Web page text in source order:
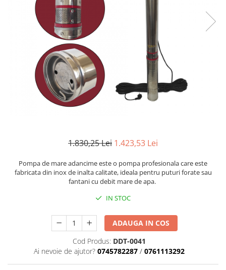
Acumulatori si incarcatoare
1.830,25 Lei 1.423,53 Lei
Pompa de mare adancime este o pompa profesionala care este
fabricata din inox de inalta calitate, ideala pentru puturi forate sau
fantani cu debit mare de apa.
IN STOC
ADAUGA IN COS
Cod Produs: DDT-0041
Ai nevoie de ajutor? 0745782287 / 0761113292